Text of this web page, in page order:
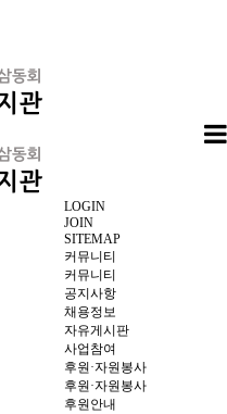
LOGIN
JOIN
SITEMAP
커뮤니티
커뮤니티
공지사항
채용정보
자유게시판
사업참여
후원·자원봉사
후원·자원봉사
후원안내